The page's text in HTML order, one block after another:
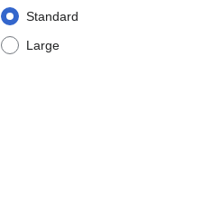
Standard
Large